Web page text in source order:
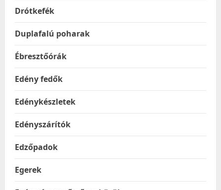
Drótkefék
Duplafalú poharak
Ébresztőórák
Edény fedők
Edénykészletek
Edényszárítók
Edzőpadok
Egerek